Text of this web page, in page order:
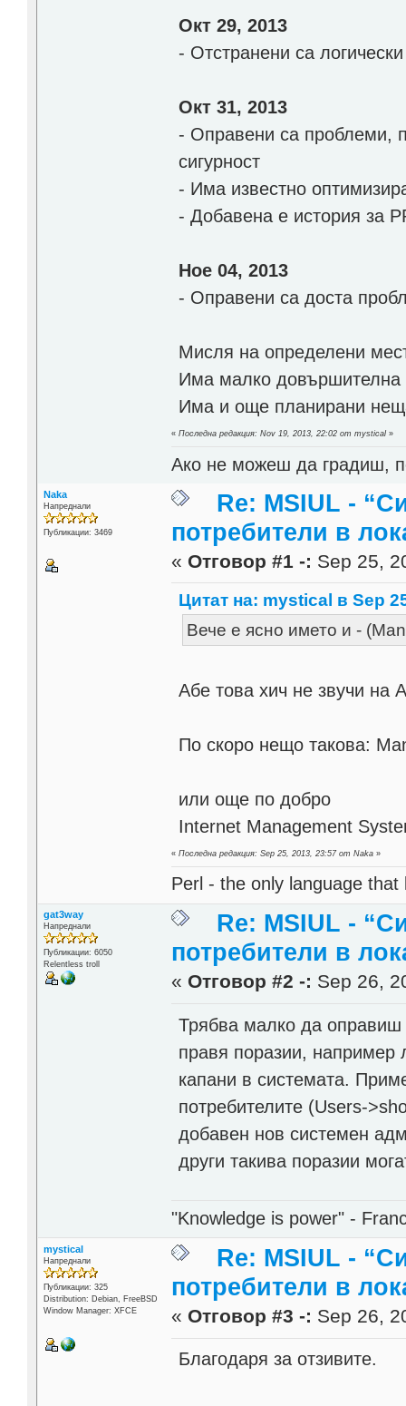
Окт 29, 2013
- Отстранени са
Окт 31, 2013
- Оправени са проблеми,
сигурност
- Има известно
- Добавена е история за
Ное 04, 2013
- Оправени са доста
Мисля на определени
Има малко довършителна
Има и още планирани
«Последна редакция: Nov 19, 2013, 22:02 от mystical »
Ако не можеш да градиш,
Naka
Напреднали
Публикации: 3469
Re: MSIUL -
потребители в
« Отговор #1 -: Sep 25,
Цитат на: mystical в Sep
Вече е ясно името и -
Абе това хич не звучи на
По скоро нещо такова:
или още по добро
Internet Management
«Последна редакция: Sep 25, 2013, 23:57 от Naka »
Perl - the only language
gat3way
Напреднали
Публикации: 6050
Relentless troll
Re: MSIUL -
потребители в
« Отговор #2 -: Sep 26,
Трябва малко да оправиш
правя поразии, например
капани в системата.
потребителите (Users-
добавен нов системен
други такива поразии
"Knowledge is power" -
mystical
Напреднали
Публикации: 325
Distribution: Debian, FreeBSD
Window Manager: XFCE
Re: MSIUL -
потребители в
« Отговор #3 -: Sep 26,
Благодаря за отзивите.